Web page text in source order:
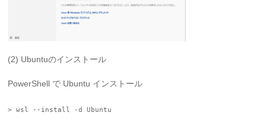
(2) Ubuntuのインストール
PowerShell で Ubuntu インストール
> wsl --install -d Ubuntu